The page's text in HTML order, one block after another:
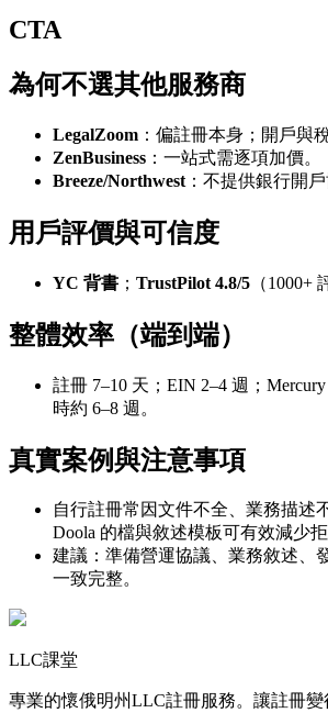
CTA
為何不選其他服務商
LegalZoom ：偏註冊本身；開戶與
ZenBusiness ：一站式需逐項加價。
Breeze/Northwest ：不提供銀行開戶
用戶評價與可信度
YC 背書 ； TrustPilot 4.8/5 （1000+
整體效率（端到端）
註冊 7–10 天；EIN 2–4 週；
時約 6–8 週。
真實案例與注意事項
自行註冊常因文件不全、業務描述
Doola 的檔與敘述模板可有效減少拒
建議：準備營運協議、業務敘述、
一致完整。
LLC課堂
專業的懷俄明州LLC註冊服務。讓註冊